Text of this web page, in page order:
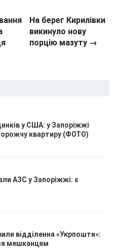
На берег Кирилівки
викинуло нову
порцію мазуту →
у США: у Запоріжжі
квартиру (ФОТО)
АЗС у Запоріжжі: є
відділення «Укрпошти»:
мешканцям